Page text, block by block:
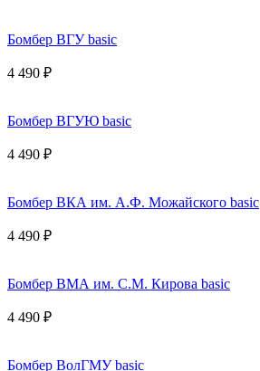
Бомбер ВГУ basic
4 490 ₽
Бомбер ВГУЮ basic
4 490 ₽
Бомбер ВКА им. А.Ф. Можайского basic
4 490 ₽
Бомбер ВМА им. С.М. Кирова basic
4 490 ₽
Бомбер ВолГМУ basic